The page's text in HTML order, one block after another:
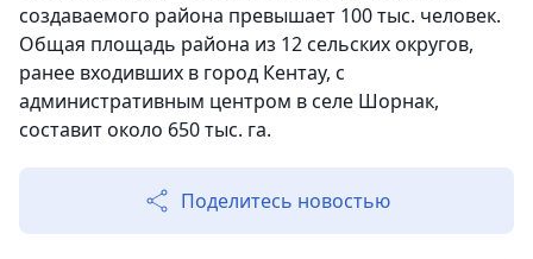
создаваемого района превышает 100 тыс. человек.
Общая площадь района из 12 сельских округов,
ранее входивших в город Кентау, с
административным центром в селе Шорнак,
составит около 650 тыс. га.
Поделитесь новостью